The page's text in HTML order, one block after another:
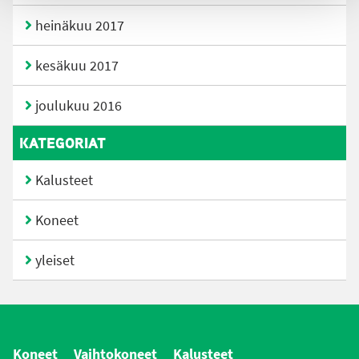
heinäkuu 2017
kesäkuu 2017
joulukuu 2016
KATEGORIAT
Kalusteet
Koneet
yleiset
Koneet Vaihtokoneet Kalusteet